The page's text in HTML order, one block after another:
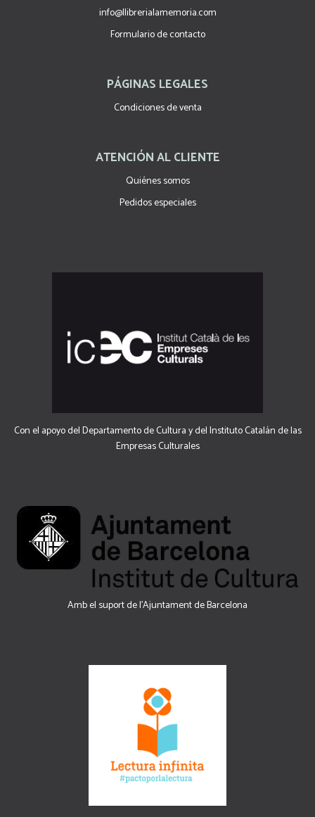
info@llibrerialamemoria.com
Formulario de contacto
PÁGINAS LEGALES
Condiciones de venta
ATENCIÓN AL CLIENTE
Quiénes somos
Pedidos especiales
Con el apoyo del Departamento de Cultura y del Instituto Catalán de las
Empresas Culturales
Amb el suport de l’Ajuntament de Barcelona